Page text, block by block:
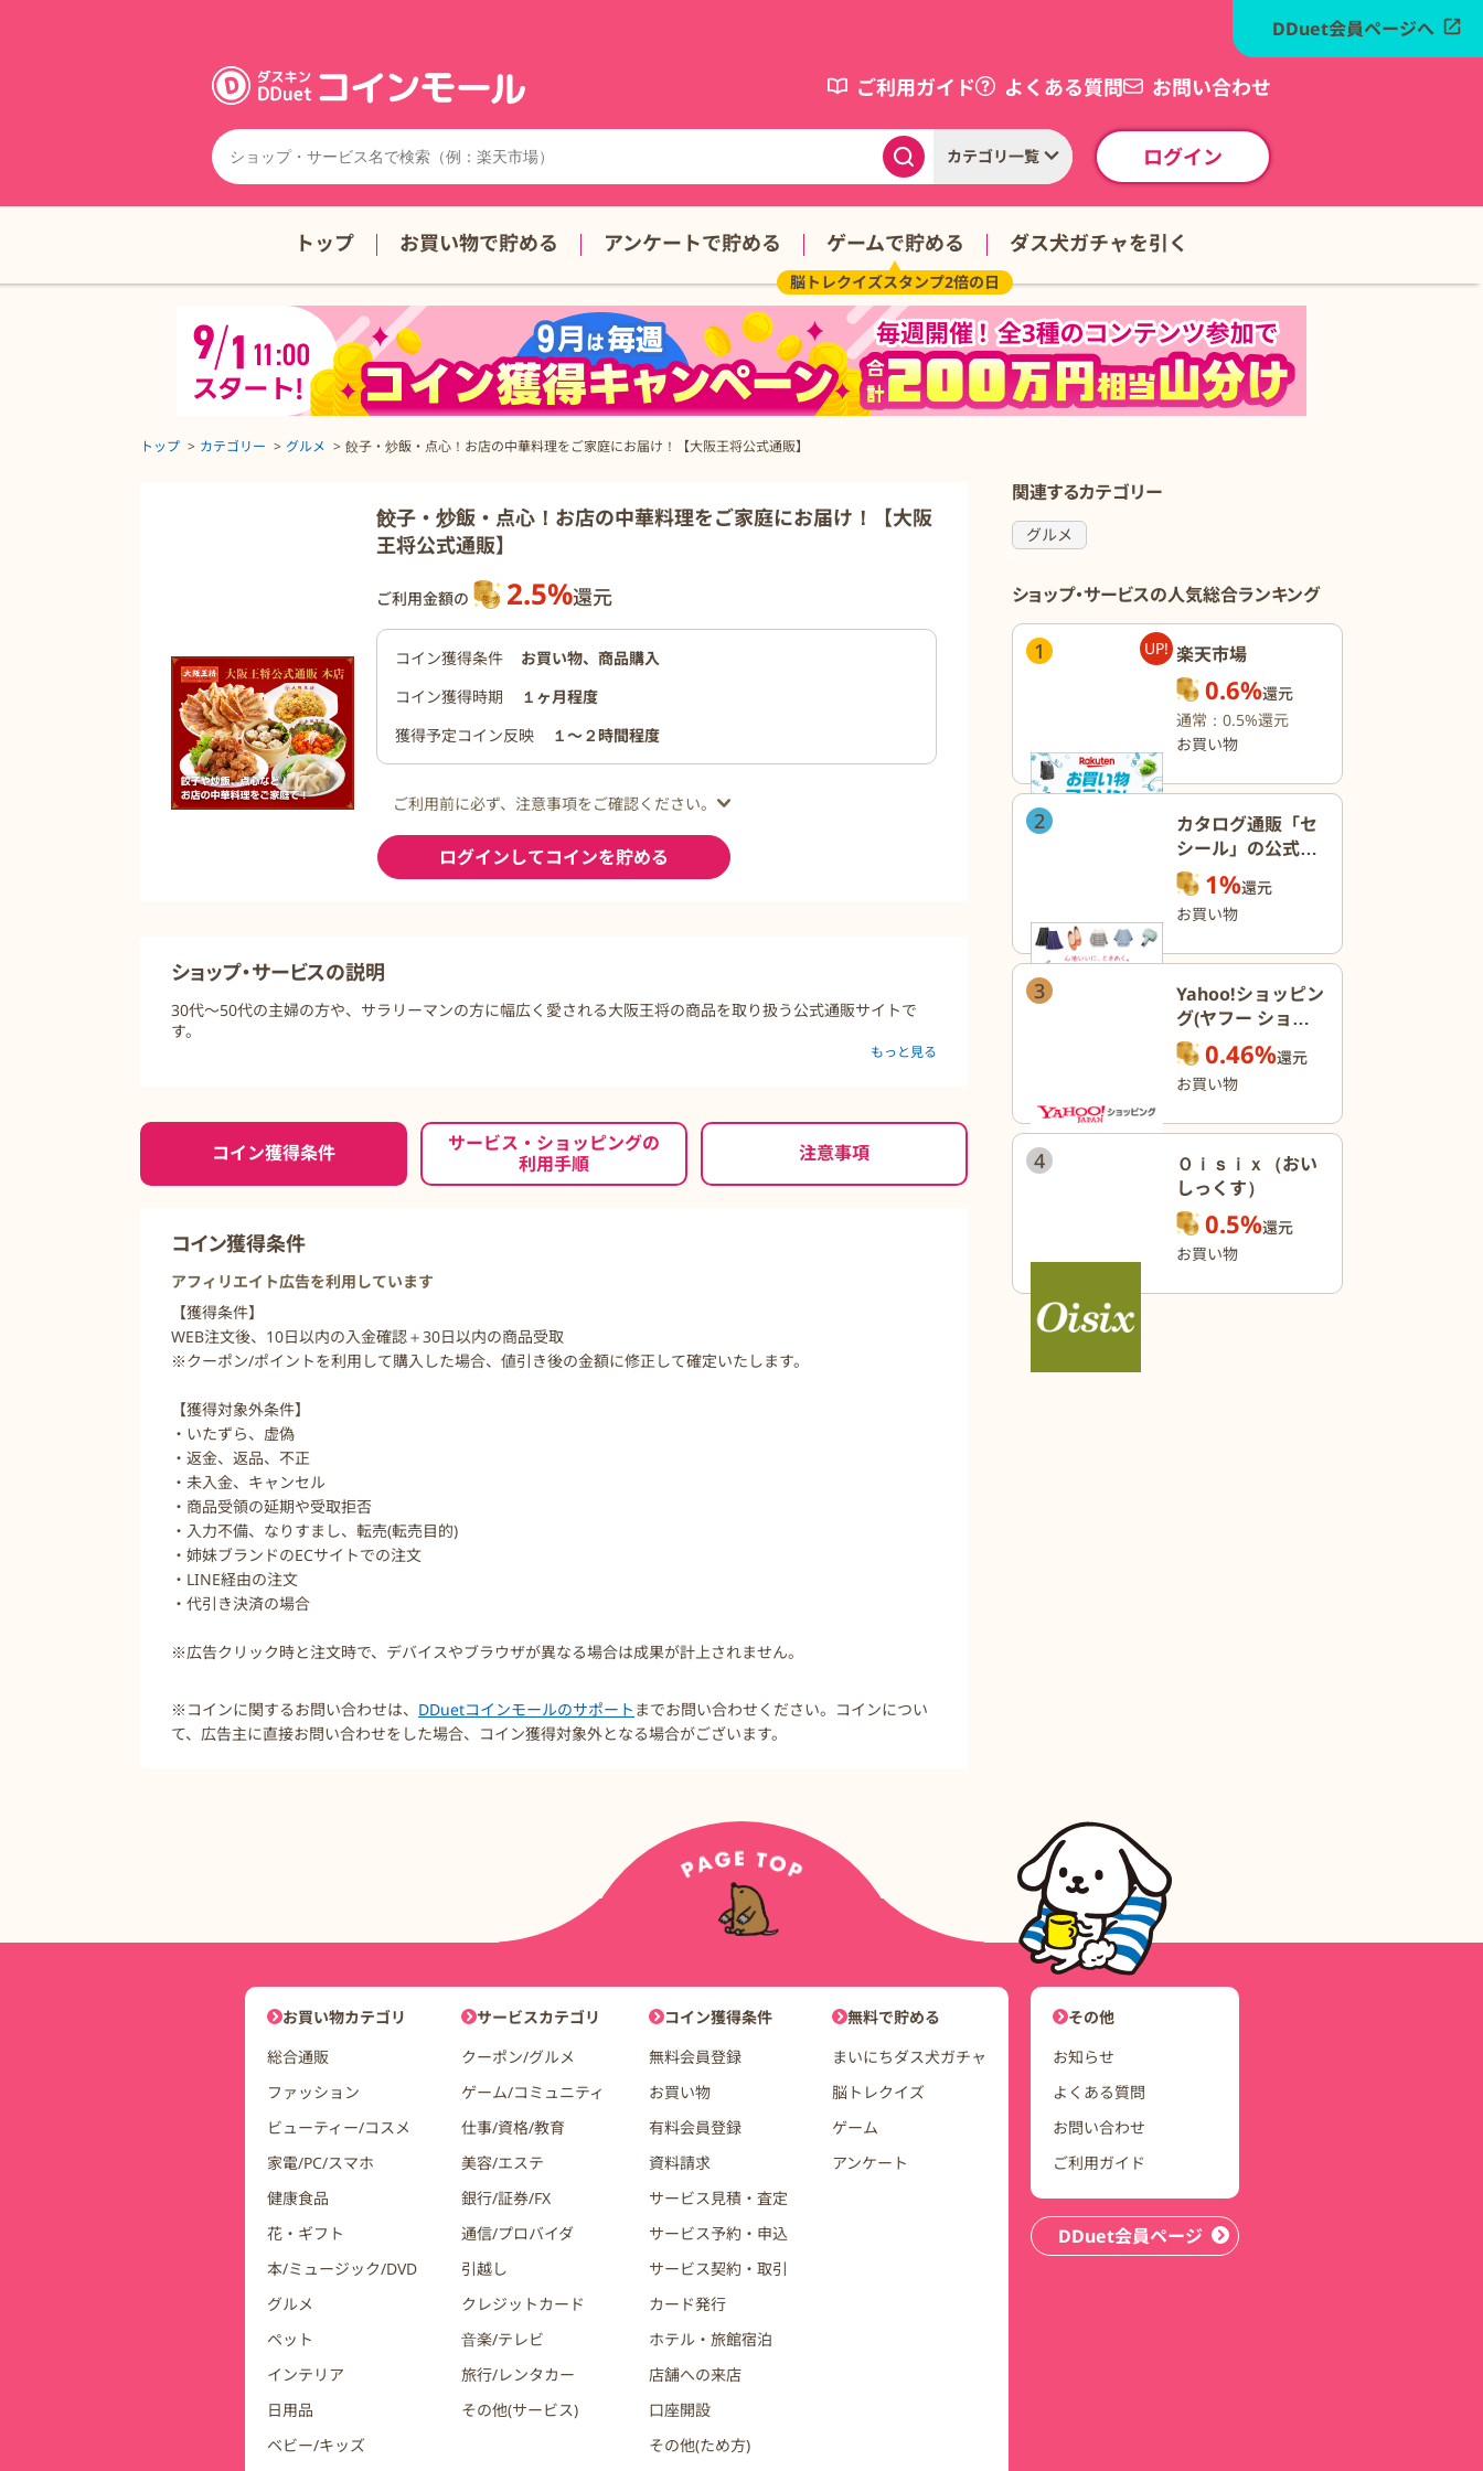
ご利用ガイド よくある質問 お問い合わせ
カテゴリ一覧 ログイン
DDuet会員ページへ
トップ お買い物で貯める アンケートで貯める ゲームで貯める
脳トレクイズスタンプ2倍の日
ダス犬ガチャを引く
トップ カテゴリー グルメ 餃子・炒飯・点心！お店の中華料理をご家庭にお届け！【大阪王将公式通販】
餃子・炒飯・点心！お店の中華料理をご家庭にお届け！【大阪
王将公式通販】
ご利用金額の 2.5%還元
コイン獲得条件
お買い物、商品購入
コイン獲得時期
１ヶ月程度
獲得予定コイン反映
１〜２時間程度
ご利用前に必ず、注意事項をご確認ください。
ログインしてコインを貯める
ショップ・サービスの説明
30代〜50代の主婦の方や、サラリーマンの方に幅広く愛される大阪王将の商品を取り扱う公式通販サイトで
す。
冷凍のまま並べて焼ける餃子や、レンチンだけで調理可能な炒飯など、時短調理に役立ちます。
もっと見る
ご利用前に必ずお読みください
コイン獲得条件
サービス・ショッピングの
利用手順
注意事項
コイン獲得条件
アフィリエイト広告を利用しています
【獲得条件】
WEB注文後、10日以内の入金確認＋30日以内の商品受取
※クーポン/ポイントを利用して購入した場合、値引き後の金額に修正して確定いたします。
【獲得対象外条件】
・いたずら、虚偽
・返金、返品、不正
・未入金、キャンセル
・商品受領の延期や受取拒否
・入力不備、なりすまし、転売(転売目的)
・姉妹ブランドのECサイトでの注文
・LINE経由の注文
・代引き決済の場合
※広告クリック時と注文時で、デバイスやブラウザが異なる場合は成果が計上されません。
※コインに関するお問い合わせは、 DDuetコインモールのサポート までお問い合わせください。コインについ
て、広告主に直接お問い合わせをした場合、コイン獲得対象外となる場合がございます。
関連するカテゴリー
グルメ
ショップ・サービスの人気総合ランキング
1 UP! 楽天市場
0.6%還元
通常：0.5%還元
お買い物
2
カタログ通販「セ
シール」の公式オ
ンラインショップ
1%還元
お買い物
3
Yahoo!ショッピン
グ(ヤフー ショッ
ピング)0.46%還元
お買い物
4
Ｏｉｓｉｘ（おい
しっくす）
0.5%還元
お買い物
DDuetコインモールナビゲーション
お買い物カテゴリ
総合通販
ファッション
ビューティー/コスメ
家電/PC/スマホ
健康食品
花・ギフト
本/ミュージック/DVD
グルメ
ペット
インテリア
日用品
ベビー/キッズ
サービスカテゴリ
クーポン/グルメ
ゲーム/コミュニティ
仕事/資格/教育
美容/エステ
銀行/証券/FX
通信/プロバイダ
引越し
クレジットカード
音楽/テレビ
旅行/レンタカー
その他(サービス)
コイン獲得条件
無料会員登録
お買い物
有料会員登録
資料請求
サービス見積・査定
サービス予約・申込
サービス契約・取引
カード発行
ホテル・旅館宿泊
店舗への来店
口座開設
その他(ため方)
無料で貯める
まいにちダス犬ガチャ
脳トレクイズ
ゲーム
アンケート
ユーザーナビゲーション
その他
お知らせ
よくある質問
お問い合わせ
ご利用ガイド
DDuet会員ページ